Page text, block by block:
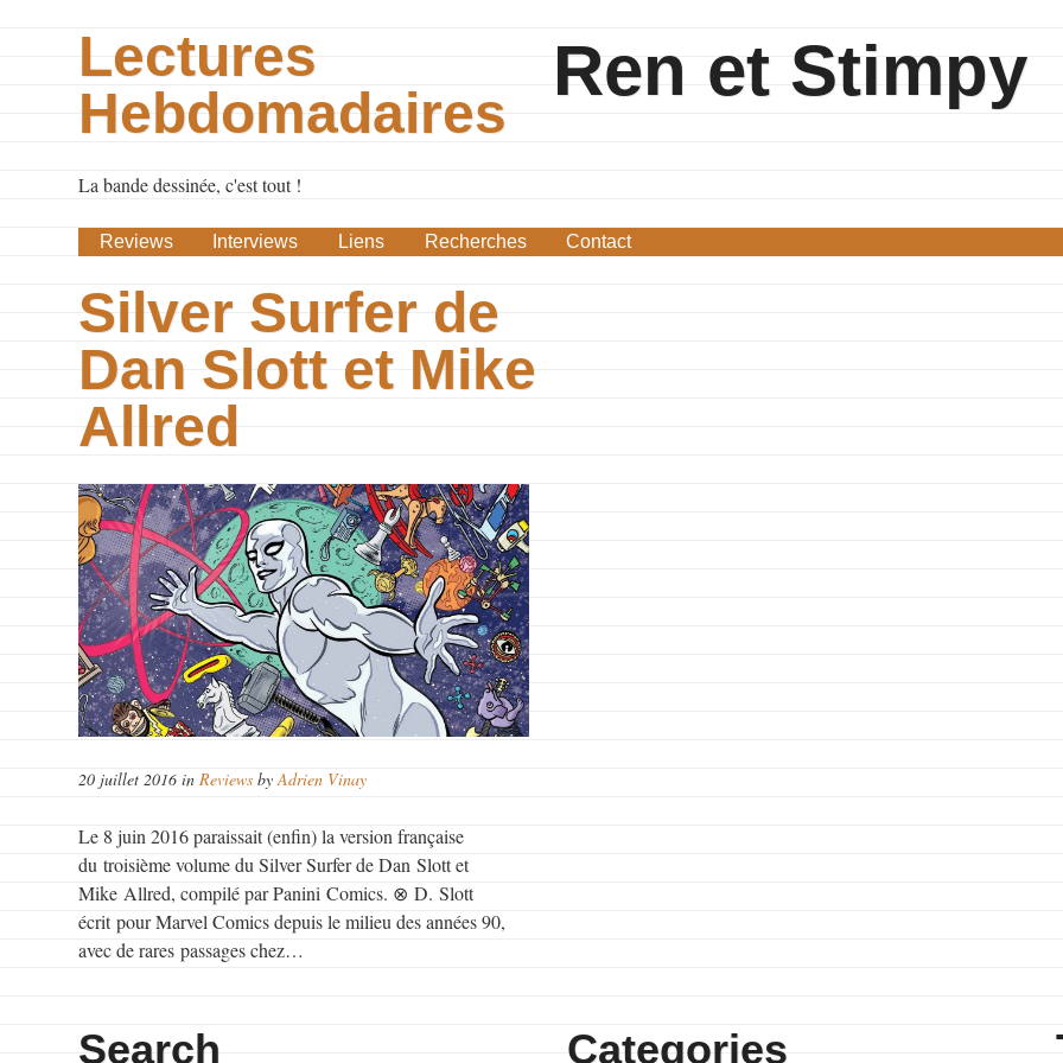
Lectures
Hebdomadaires
La bande dessinée, c'est tout !
Ren et Stimpy
Reviews Interviews Liens Recherches Contact
Silver Surfer de
Dan Slott et Mike
Allred
20 juillet 2016 inReviews byAdrien Vinay
Le 8 juin 2016 paraissait (enfin) la version française
du troisième volume du Silver Surfer de Dan Slott et
Mike Allred, compilé par Panini Comics. ⊗ D. Slott
écrit pour Marvel Comics depuis le milieu des années 90,
avec de rares passages chez…
Search Categories